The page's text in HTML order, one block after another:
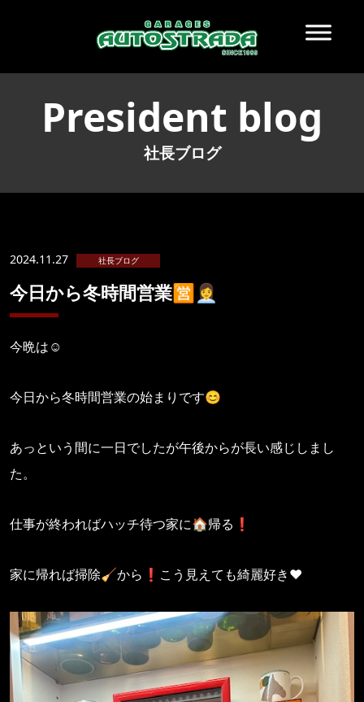
President blog
社長ブログ
2024.11.27 社長ブログ
今日から冬時間営業🈺👩‍💼
今晩は☺️
今日から冬時間営業の始まりです😊
あっという間に一日でしたが午後からが長い感じしまし
た。
仕事が終わればハッチ待つ家に🏠帰る❗️
家に帰れば掃除🧹から❗️こう見えても綺麗好き❤️